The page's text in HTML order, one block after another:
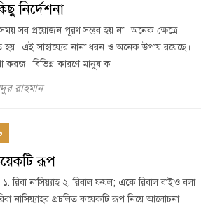
নির্দেশনা
সব প্রয়োজন পূরণ সম্ভব হয় না। অনেক ক্ষেত্রে
এই সাহায্যের নানা ধরন ও অনেক উপায় রয়েছে।
বিভিন্ন কারণে মানুষ ক…
রাহমান
রূপ
১. রিবা নাসিয়্যাহ ২. রিবাল ফযল; একে রিবাল বাইও বলা
নাসিয়্যাহর প্রচলিত কয়েকটি রূপ নিয়ে আলোচনা